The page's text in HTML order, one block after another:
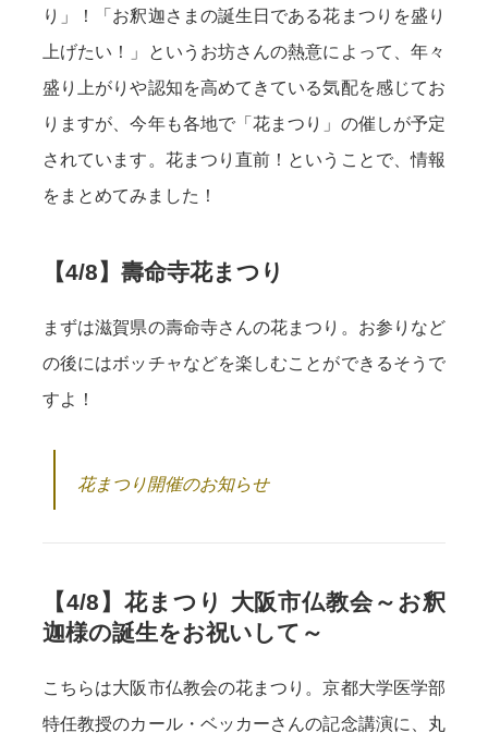
り」！「お釈迦さまの誕生日である花まつりを盛り
上げたい！」というお坊さんの熱意によって、年々
盛り上がりや認知を高めてきている気配を感じてお
りますが、今年も各地で「花まつり」の催しが予定
されています。花まつり直前！ということで、情報
をまとめてみました！
【4/8】壽命寺花まつり
まずは滋賀県の壽命寺さんの花まつり。お参りなど
の後にはボッチャなどを楽しむことができるそうで
すよ！
花まつり開催のお知らせ
【4/8】花まつり 大阪市仏教会～お釈
迦様の誕生をお祝いして～
こちらは大阪市仏教会の花まつり。京都大学医学部
特任教授のカール・ベッカーさんの記念講演に、丸